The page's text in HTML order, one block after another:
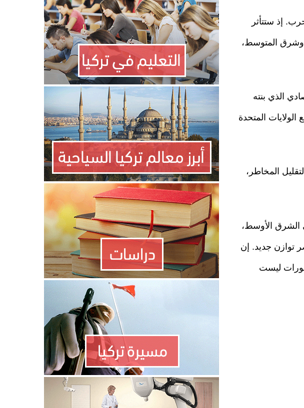
إذ ستتأثر
وشرق المتوسط،
الذي بنته
المتحدة
المخاطر،
الشرق الأوسط،
توازن جديد. إن
ليست